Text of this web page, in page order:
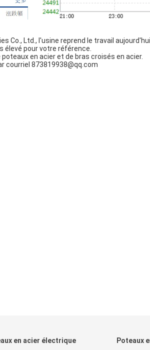
Co., Ltd., l'usine reprend le travail
élevé pour votre référence.
en acier et de bras croisés en acier.
courriel 873819938@qq.com
en acier électrique Poteaux